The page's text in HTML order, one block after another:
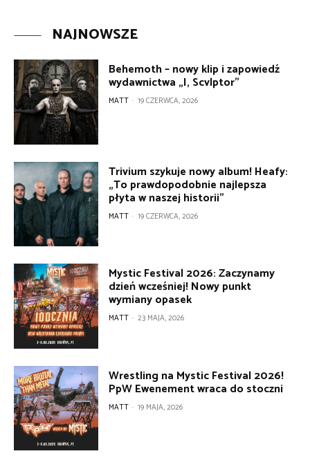
NAJNOWSZE
Behemoth – nowy klip i zapowiedź
wydawnictwa „I, Scvlptor”
MATT - 19 CZERWCA, 2026
Trivium szykuje nowy album! Heafy:
„To prawdopodobnie najlepsza
płyta w naszej historii”
MATT - 19 CZERWCA, 2026
Mystic Festival 2026: Zaczynamy
dzień wcześniej! Nowy punkt
wymiany opasek
MATT - 23 MAJA, 2026
Wrestling na Mystic Festival 2026!
PpW Ewenement wraca do stoczni
MATT - 19 MAJA, 2026